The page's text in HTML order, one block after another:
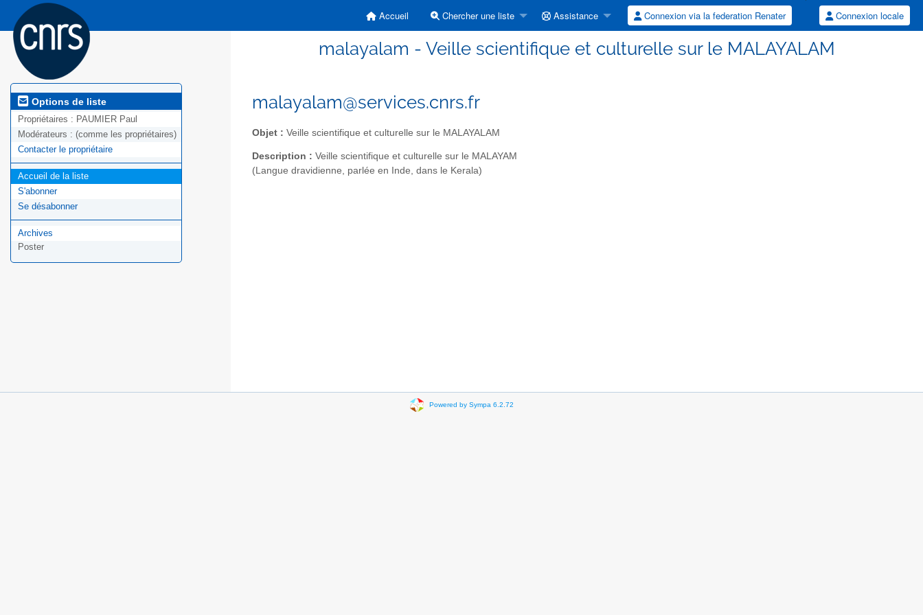
Accueil Chercher une liste Assistance Connexion via la federation Renater Connexion locale
malayalam - Veille scientifique et culturelle sur le MALAYALAM
Options de liste
Propriétaires : PAUMIER Paul
Modérateurs : (comme les propriétaires)
Contacter le propriétaire
Accueil de la liste
S'abonner
Se désabonner
Archives
Poster
malayalam@services.cnrs.fr
Objet : Veille scientifique et culturelle sur le MALAYALAM
Description : Veille scientifique et culturelle sur le MALAYAM
(Langue dravidienne, parlée en Inde, dans le Kerala)
Powered by Sympa 6.2.72